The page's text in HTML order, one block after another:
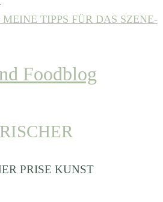
TIPPS FÜR DAS SZENE-
PRISE KUNST